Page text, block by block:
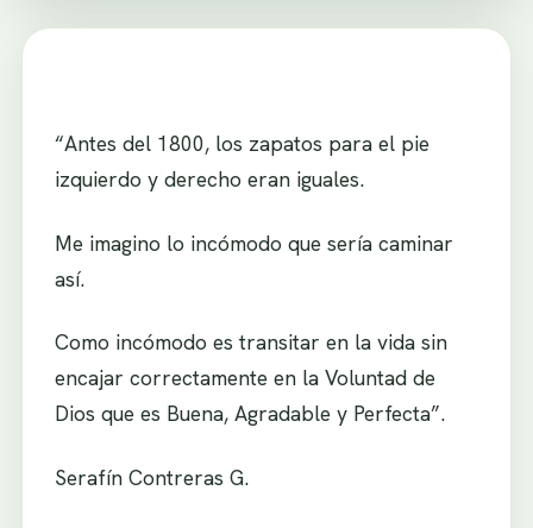
“Antes del 1800, los zapatos para el pie
izquierdo y derecho eran iguales.
Me imagino lo incómodo que sería caminar
así.
Como incómodo es transitar en la vida sin
encajar correctamente en la Voluntad de
Dios que es Buena, Agradable y Perfecta”.
Serafín Contreras G.